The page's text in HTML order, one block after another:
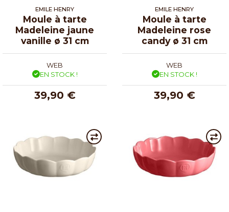
EMILE HENRY
Moule à tarte
Madeleine jaune
vanille ø 31 cm
WEB
EN STOCK !
39,90 €
EMILE HENRY
Moule à tarte
Madeleine rose
candy ø 31 cm
WEB
EN STOCK !
39,90 €